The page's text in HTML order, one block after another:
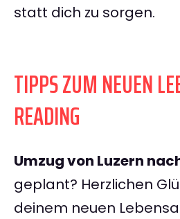
statt dich zu sorgen.
TIPPS ZUM NEUEN
READING
Umzug von Luzern
geplant? Herzlichen
deinem neuen